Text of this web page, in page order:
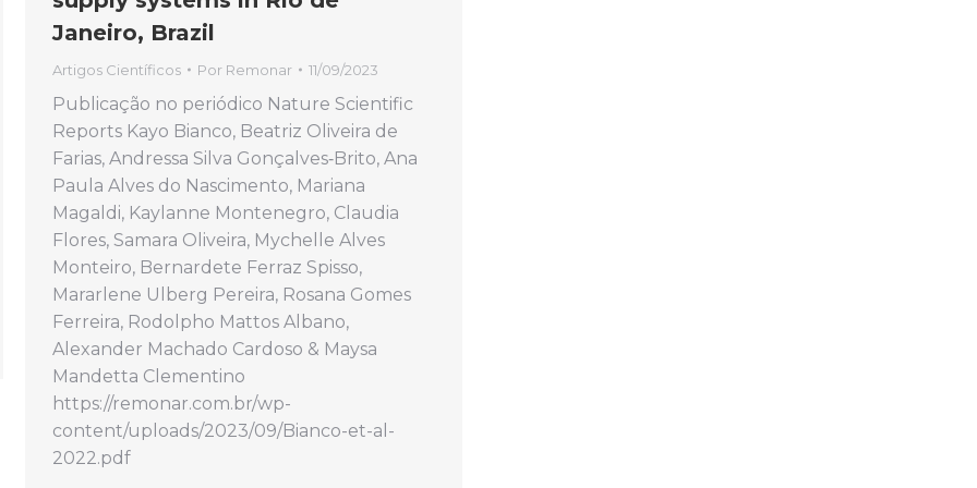
Janeiro, Brazil
Artigos Científicos Por Remonar 11/09/2023
Publicação no periódico Nature Scientific
Reports Kayo Bianco, Beatriz Oliveira de
Farias, Andressa Silva Gonçalves‑Brito, Ana
Paula Alves do Nascimento, Mariana
Magaldi, Kaylanne Montenegro, Claudia
Flores, Samara Oliveira, Mychelle Alves
Monteiro, Bernardete Ferraz Spisso,
Mararlene Ulberg Pereira, Rosana Gomes
Ferreira, Rodolpho Mattos Albano,
Alexander Machado Cardoso & Maysa
Mandetta Clementino
https://remonar.com.br/wp-
content/uploads/2023/09/Bianco-et-al-
2022.pdf